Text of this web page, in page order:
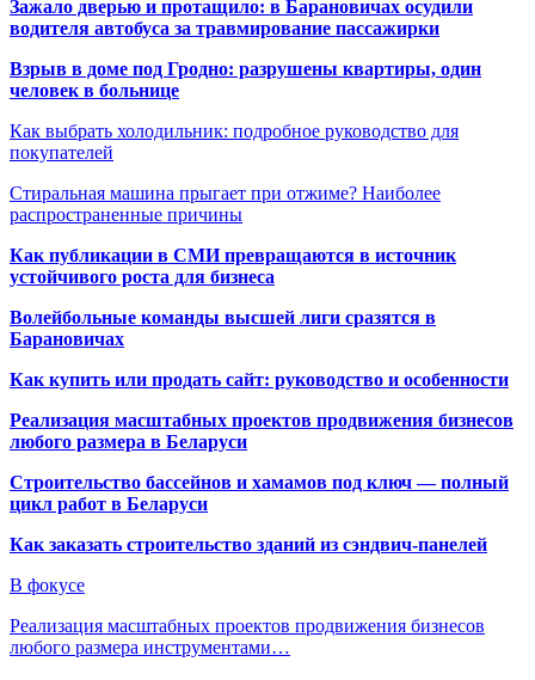
Зажало дверью и протащило: в Барановичах осудили
водителя автобуса за травмирование пассажирки
Взрыв в доме под Гродно: разрушены квартиры, один
человек в больнице
Как выбрать холодильник: подробное руководство для
покупателей
Стиральная машина прыгает при отжиме? Наиболее
распространенные причины
Как публикации в СМИ превращаются в источник
устойчивого роста для бизнеса
Волейбольные команды высшей лиги сразятся в
Барановичах
Как купить или продать сайт: руководство и особенности
Реализация масштабных проектов продвижения бизнесов
любого размера в Беларуси
Строительство бассейнов и хамамов под ключ — полный
цикл работ в Беларуси
Как заказать строительство зданий из сэндвич-панелей
В фокусе
Реализация масштабных проектов продвижения бизнесов
любого размера инструментами…